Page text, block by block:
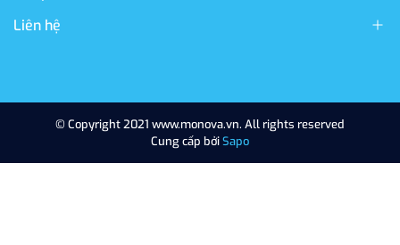
Liên hệ
© Copyright 2021 www.monova.vn. All rights reserved
Cung cấp bởiSapo